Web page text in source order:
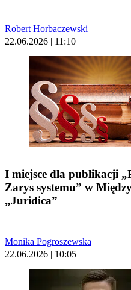
Robert Horbaczewski
22.06.2026 | 11:10
I miejsce dla publikacji
Zarys systemu” w
„Juridica”
Monika Pogroszewska
22.06.2026 | 10:05